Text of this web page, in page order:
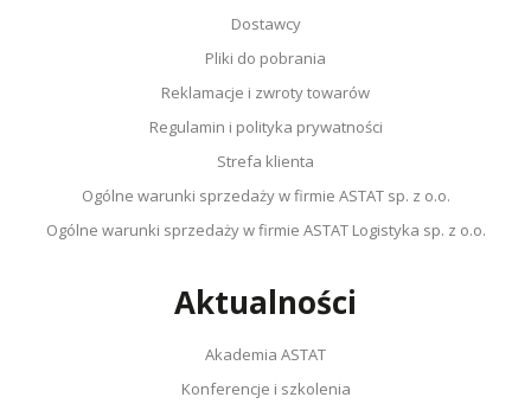
Dostawcy
Pliki do pobrania
Reklamacje i zwroty towarów
Regulamin i polityka prywatności
Strefa klienta
Ogólne warunki sprzedaży w firmie ASTAT sp. z o.o.
Ogólne warunki sprzedaży w firmie ASTAT Logistyka sp. z o.o.
Aktualności
Akademia ASTAT
Konferencje i szkolenia